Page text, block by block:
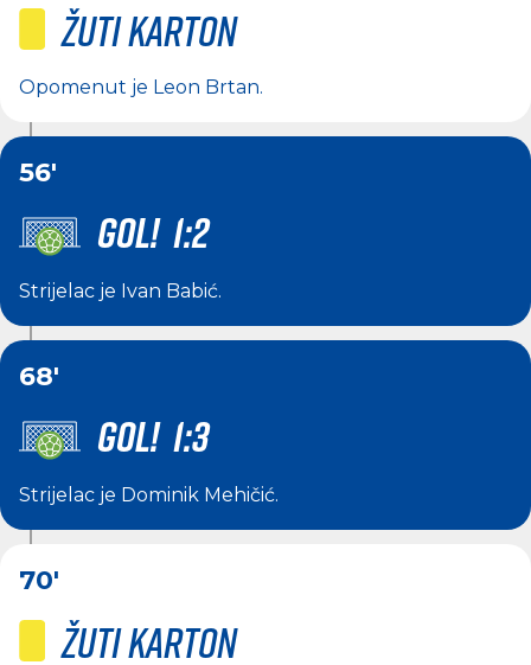
Žuti karton
Opomenut je Leon Brtan.
56'
GOL! 1:2
Strijelac je Ivan Babić.
68'
GOL! 1:3
Strijelac je Dominik Mehičić.
70'
Žuti karton